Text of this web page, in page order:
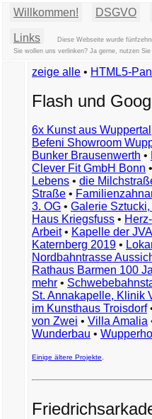
Willkommen! DSGVO
Links
Diese Webseite wurde
Sie wollen uns verlinken? Ja gerne, nutzen
zeige alle • HTML5-
Flash und
6x Kunst aus Wuppertal
Befeni Showroom
Bunker Brausenwerth •
Clever Fit GmbH Bonn •
Lebens • die
Straße •
3. OG • Galerie
Haus Kriegsfuss •
Arbeit• Kapelle der
Katernberg 2019 •
Nordbahntrasse
Rathaus Barmen 100
mehr •
St. Annakapelle, Klinik
im Kunsthaus Troisdorf
von Zwei • Villa Amalia
Wunderbau •
Einige ältere Projekte